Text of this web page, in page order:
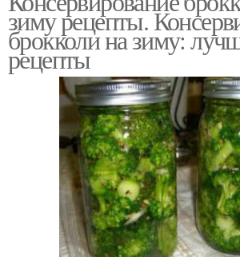
зиму рецепты.
брокколи на зиму:
рецепты